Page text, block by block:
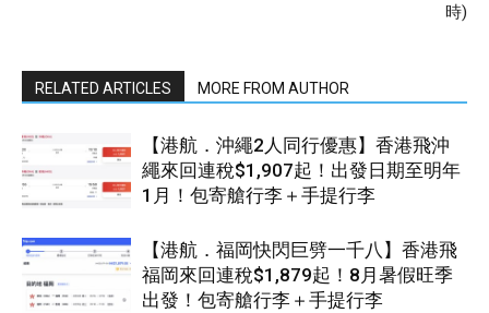
時)
RELATED ARTICLES MORE FROM AUTHOR
【港航．沖繩2人同行優惠】香港飛沖
繩來回連稅$1,907起！出發日期至明年
1月！包寄艙行李＋手提行李
【港航．福岡快閃巨劈一千八】香港飛
福岡來回連稅$1,879起！8月暑假旺季
出發！包寄艙行李＋手提行李